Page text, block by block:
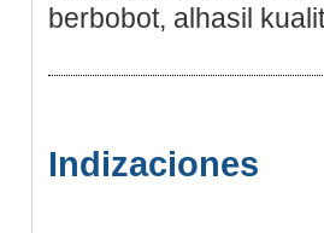
berbobot, alhasil
Indizaciones